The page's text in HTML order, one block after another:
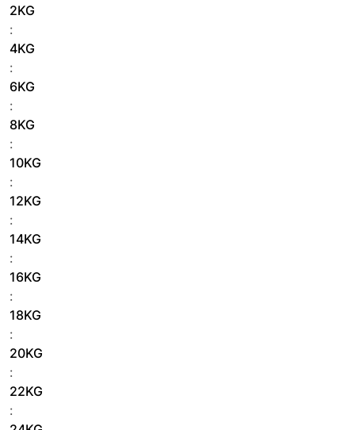
2KG
:
4KG
:
6KG
:
8KG
:
10KG
:
12KG
:
14KG
:
16KG
:
18KG
:
20KG
:
22KG
: